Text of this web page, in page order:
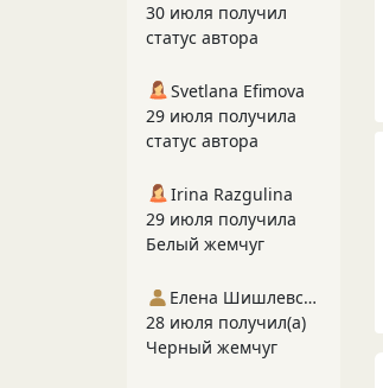
30 июля получил
статус автора
Svetlana Efimova
29 июля получила
статус автора
Irina Razgulina
29 июля получила
Белый жемчуг
Елена Шишлевская
28 июля получил(а)
Черный жемчуг